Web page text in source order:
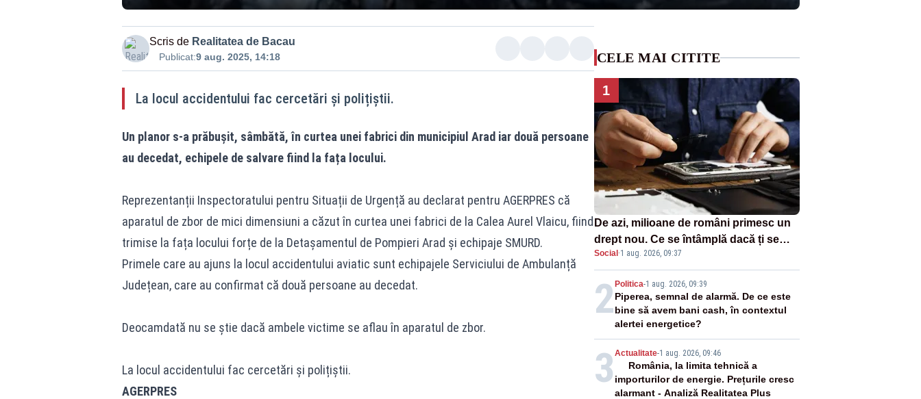
Scris de Realitatea de Bacau
Publicat:9 aug. 2025, 14:18
La locul accidentului fac cercetări și polițiștii.
Un planor s-a prăbușit, sâmbătă, în curtea unei fabrici din municipiul Arad iar două persoane
au decedat, echipele de salvare fiind la fața locului.
Reprezentanții Inspectoratului pentru Situații de Urgență au declarat pentru AGERPRES că
aparatul de zbor de mici dimensiuni a căzut în curtea unei fabrici de la Calea Aurel Vlaicu, fiind
trimise la fața locului forțe de la Detașamentul de Pompieri Arad și echipaje SMURD.
Primele care au ajuns la locul accidentului aviatic sunt echipajele Serviciului de Ambulanță
Județean, care au confirmat că două persoane au decedat.
Deocamdată nu se știe dacă ambele victime se aflau în aparatul de zbor.
La locul accidentului fac cercetări și polițiștii.
AGERPRES
CELE MAI CITITE
1
De azi, milioane de români primesc un
drept nou. Ce se întâmplă dacă ți se
strică un produs
Social ·1 aug. 2026, 09:37
2 Politica-1 aug. 2026, 09:39
Piperea, semnal de alarmă. De ce este
bine să avem bani cash, în contextul
alertei energetice?
3 Actualitate-1 aug. 2026, 09:46
România, la limita tehnică a
importurilor de energie. Prețurile cresc
alarmant - Analiză Realitatea Plus